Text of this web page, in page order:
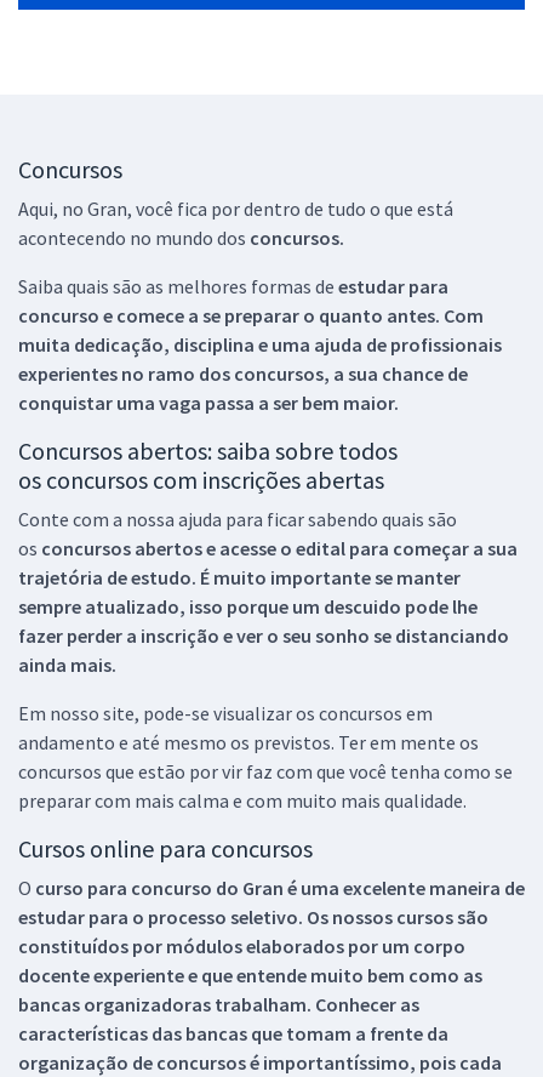
Concursos
Aqui, no Gran, você fica por dentro de tudo o que está
acontecendo no mundo dos concursos.
Saiba quais são as melhores formas de estudar para
concurso e comece a se preparar o quanto antes. Com
muita dedicação, disciplina e uma ajuda de profissionais
experientes no ramo dos concursos, a sua chance de
conquistar uma vaga passa a ser bem maior.
Concursos abertos: saiba sobre todos
os concursos com inscrições abertas
Conte com a nossa ajuda para ficar sabendo quais são
os concursos abertos e acesse o edital para começar a sua
trajetória de estudo. É muito importante se manter
sempre atualizado, isso porque um descuido pode lhe
fazer perder a inscrição e ver o seu sonho se distanciando
ainda mais.
Em nosso site, pode-se visualizar os concursos em
andamento e até mesmo os previstos. Ter em mente os
concursos que estão por vir faz com que você tenha como se
preparar com mais calma e com muito mais qualidade.
Cursos online para concursos
O curso para concurso do Gran é uma excelente maneira de
estudar para o processo seletivo. Os nossos cursos são
constituídos por módulos elaborados por um corpo
docente experiente e que entende muito bem como as
bancas organizadoras trabalham. Conhecer as
características das bancas que tomam a frente da
organização de concursos é importantíssimo, pois cada